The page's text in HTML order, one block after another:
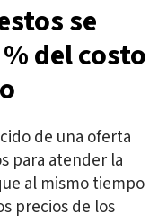
se
del costo
de una oferta
para atender la
al mismo tiempo
precios de los